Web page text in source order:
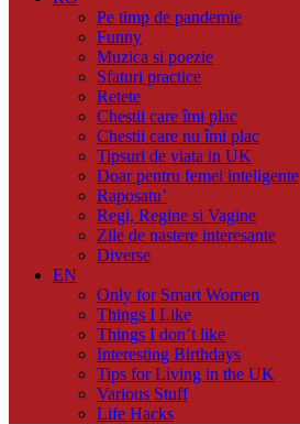
Pe timp de pandemie
Funny
Muzica si poezie
Sfaturi practice
Retete
Chestii care îmi plac
Chestii care nu îmi plac
Tipsuri de viata in UK
Doar pentru femei inteligente
Raposatu’
Regi, Regine si Vagine
Zile de nastere interesante
Diverse
EN
Only for Smart Women
Things I Like
Things I don’t like
Interesting Birthdays
Tips for Living in the UK
Various Stuff
Life Hacks